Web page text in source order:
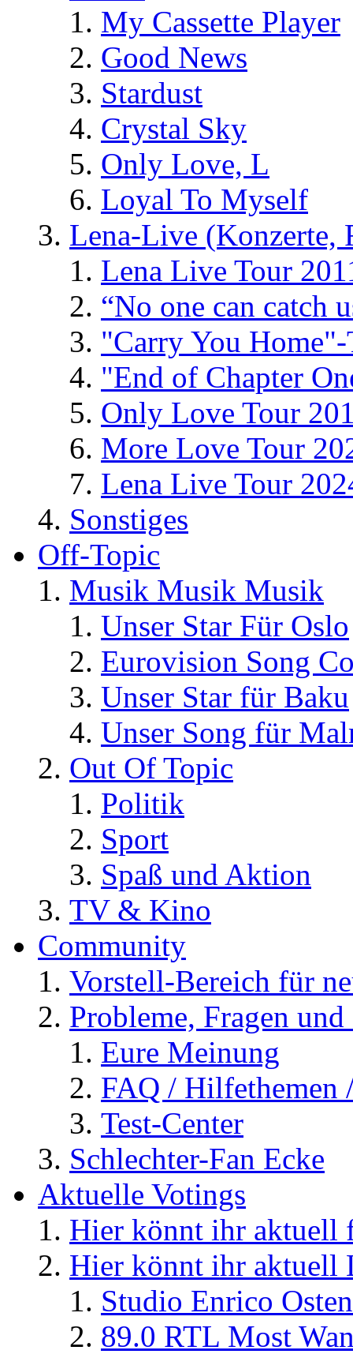
My Cassette Player
Good News
Stardust
Crystal Sky
Only Love, L
Loyal To Myself
Lena-Live (Konzerte,
Lena Live Tour
“No one can catch
"Carry You
"End of Chapter
Only Love Tour
More Love Tour
Lena Live Tour
Sonstiges
Off-Topic
Musik Musik Musik
Unser Star Für Oslo
Eurovision Song
Unser Star für Baku
Unser Song für
Out Of Topic
Politik
Sport
Spaß und Aktion
TV & Kino
Community
Vorstell-Bereich für
Probleme, Fragen
Eure Meinung
FAQ / Hilfethemen
Test-Center
Schlechter-Fan Ecke
Aktuelle Votings
Hier könnt ihr aktuell
Hier könnt ihr aktuell
Studio Enrico
89.0 RTL Most